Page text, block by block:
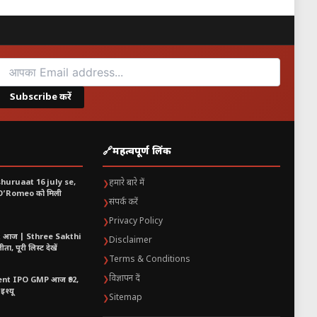
Subscribe करें
16 july se,
को मिली
आज | Sthree Sakthi
पूरी लिस्ट देखें
IPO GMP आज ₹92,
🔗महत्वपूर्ण लिंक
❯हमारे बारे में
❯संपर्क करें
❯Privacy Policy
❯Disclaimer
❯Terms & Conditions
❯विज्ञापन दें
❯Sitemap